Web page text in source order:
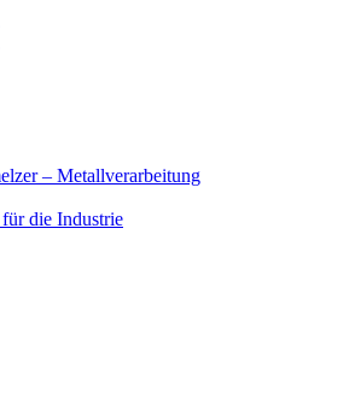
die Industrie